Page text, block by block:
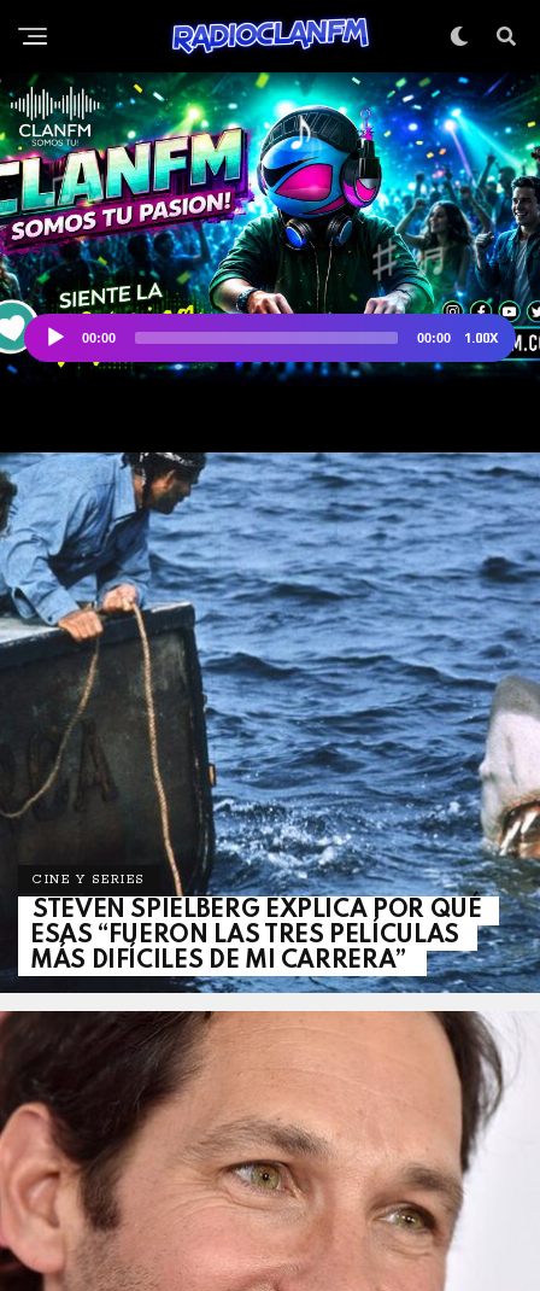
CINE Y SERIES
STEVEN SPIELBERG EXPLICA POR QUÉ
ESAS “FUERON LAS TRES PELÍCULAS
MÁS DIFÍCILES DE MI CARRERA”